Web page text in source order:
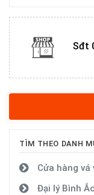
Sđt
TÌM THEO DANH
Cửa hàng vá
Đại lý Bình